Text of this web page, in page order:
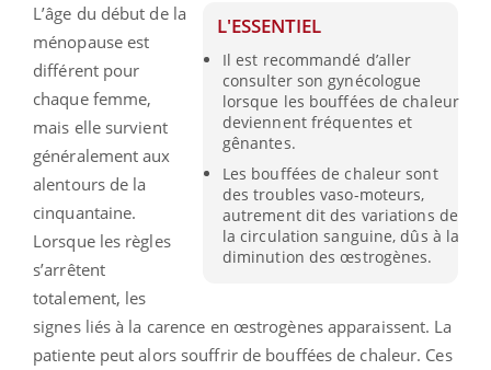
L'ESSENTIEL
Il est recommandé d’aller
consulter son gynécologue
lorsque les bouffées de chaleur
deviennent fréquentes et
gênantes.
Les bouffées de chaleur sont
des troubles vaso-moteurs,
autrement dit des variations de
la circulation sanguine, dûs à la
diminution des œstrogènes.
L’âge du début de la
ménopause est
différent pour
chaque femme,
mais elle survient
généralement aux
alentours de la
cinquantaine.
Lorsque les règles
s’arrêtent
totalement, les
signes liés à la carence en œstrogènes apparaissent. La
patiente peut alors souffrir de bouffées de chaleur. Ces